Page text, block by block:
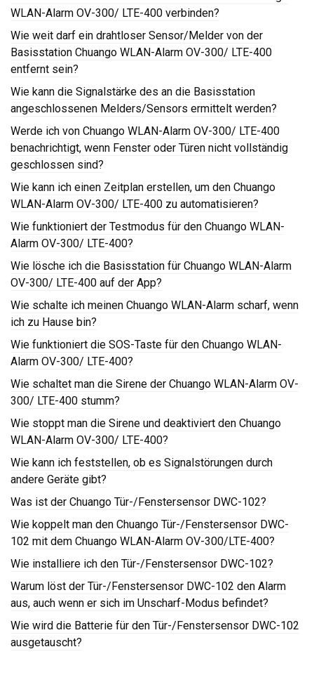
WLAN-Alarm OV-300/ LTE-400 verbinden?
Wie weit darf ein drahtloser Sensor/Melder von der
Basisstation Chuango WLAN-Alarm OV-300/ LTE-400
entfernt sein?
Wie kann die Signalstärke des an die Basisstation
angeschlossenen Melders/Sensors ermittelt werden?
Werde ich von Chuango WLAN-Alarm OV-300/ LTE-400
benachrichtigt, wenn Fenster oder Türen nicht vollständig
geschlossen sind?
Wie kann ich einen Zeitplan erstellen, um den Chuango
WLAN-Alarm OV-300/ LTE-400 zu automatisieren?
Wie funktioniert der Testmodus für den Chuango WLAN-
Alarm OV-300/ LTE-400?
Wie lösche ich die Basisstation für Chuango WLAN-Alarm
OV-300/ LTE-400 auf der App?
Wie schalte ich meinen Chuango WLAN-Alarm scharf, wenn
ich zu Hause bin?
Wie funktioniert die SOS-Taste für den Chuango WLAN-
Alarm OV-300/ LTE-400?
Wie schaltet man die Sirene der Chuango WLAN-Alarm OV-
300/ LTE-400 stumm?
Wie stoppt man die Sirene und deaktiviert den Chuango
WLAN-Alarm OV-300/ LTE-400?
Wie kann ich feststellen, ob es Signalstörungen durch
andere Geräte gibt?
Was ist der Chuango Tür-/Fenstersensor DWC-102?
Wie koppelt man den Chuango Tür-/Fenstersensor DWC-
102 mit dem Chuango WLAN-Alarm OV-300/LTE-400?
Wie installiere ich den Tür-/Fenstersensor DWC-102?
Warum löst der Tür-/Fenstersensor DWC-102 den Alarm
aus, auch wenn er sich im Unscharf-Modus befindet?
Wie wird die Batterie für den Tür-/Fenstersensor DWC-102
ausgetauscht?